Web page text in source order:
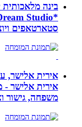
בינה מלאכותית
סטארטאפים
אירית אלישר,
אירית אלישר -
משפחה, גישור